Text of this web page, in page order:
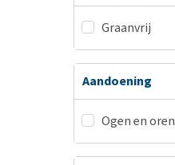
Graanvrij
Aandoening
Ogen en oren